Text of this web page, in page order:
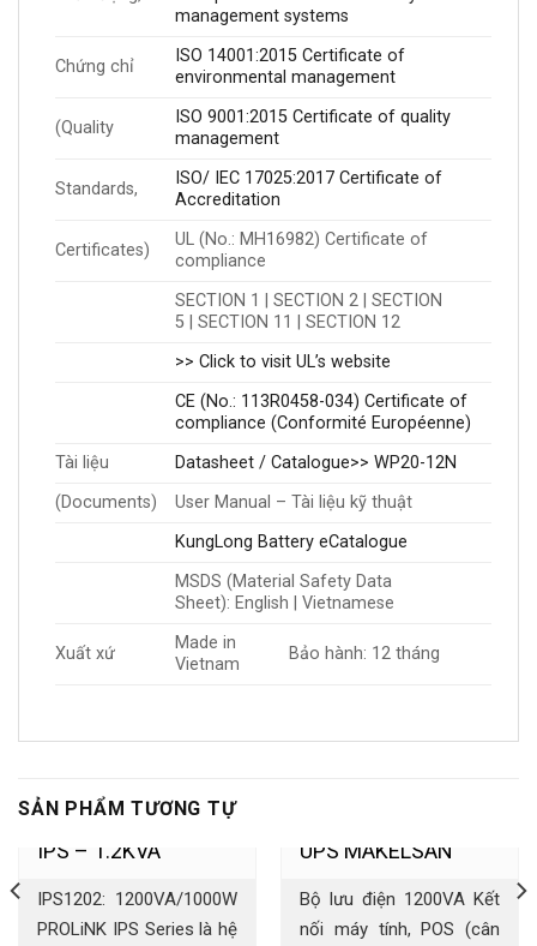
management systems
Chứng chỉ
ISO 14001:2015 Certificate of
environmental management
(Quality
ISO 9001:2015 Certificate of quality
management
Standards,
ISO/ IEC 17025:2017 Certificate of
Accreditation
Certificates)
UL (No.: MH16982) Certificate of
compliance
SECTION 1 | SECTION 2 | SECTION
5 | SECTION 11 | SECTION 12
>> Click to visit UL’s website
CE (No.: 113R0458-034) Certificate of
compliance (Conformité Européenne)
Tài liệu
Datasheet / Catalogue>> WP20-12N
(Documents)
User Manual – Tài liệu kỹ thuật
KungLong Battery eCatalogue
MSDS (Material Safety Data
Sheet): English | Vietnamese
Xuất xứ
Made in
Vietnam
Bảo hành: 12 tháng
SẢN PHẨM TƯƠNG TỰ
IPS – 1.2KVA
IPS1202: 1200VA/1000W
PROLiNK IPS Series là hệ
UPS MAKELSAN
1200VA
Bộ lưu điện 1200VA Kết
nối máy tính, POS (cân